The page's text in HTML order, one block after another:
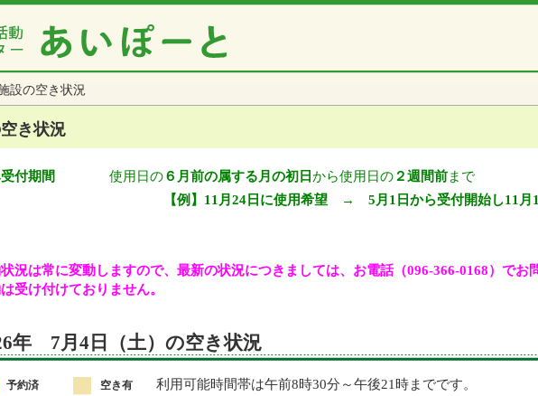
設の空き状況
き状況
付期間 使用日の６月前の属する月の初日から使用日の ２週間前まで
【例】11月24日に使用希望 → 5月1日から受付開始し11月
況は常に変動しますので、最新の状況につきましては、お電話（096-366-0168）でお
受け付けておりません。
年 7月4日（土）の空き状況
予約済 空き有 利用可能時間帯は午前8時30分～午後21時までです。